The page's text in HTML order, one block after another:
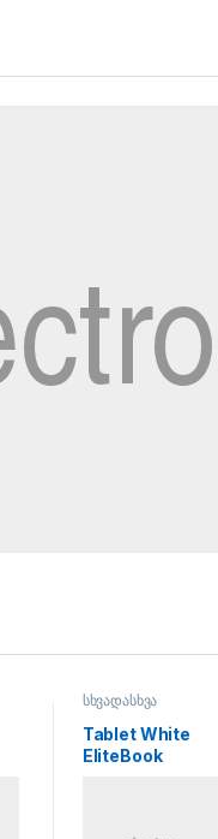
სხვადასხვა
Tablet White
EliteBook